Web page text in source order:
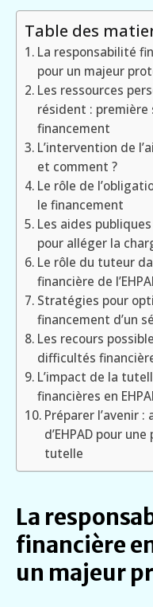
Table des
La responsabilité
pour un majeur
Les ressources
résident : première
financement
L’intervention de
et comment ?
Le rôle de
le financement
Les aides
pour alléger la
Le rôle du tuteur
financière de
Stratégies pour
financement d’un
Les recours
difficultés
L’impact de la
financières en
Préparer l’avenir
d’EHPAD pour
tutelle
La
financière
un majeur